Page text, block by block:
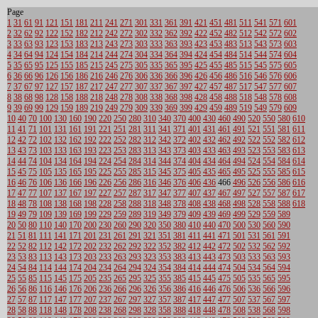
Page
1 31 61 91 121 151 181 211 241 271 301 331 361 391 421 451 481 511 541 571 601
2 32 62 92 122 152 182 212 242 272 302 332 362 392 422 452 482 512 542 572 602
3 33 63 93 123 153 183 213 243 273 303 333 363 393 423 453 483 513 543 573 603
4 34 64 94 124 154 184 214 244 274 304 334 364 394 424 454 484 514 544 574 604
5 35 65 95 125 155 185 215 245 275 305 335 365 395 425 455 485 515 545 575 605
6 36 66 96 126 156 186 216 246 276 306 336 366 396 426 456 486 516 546 576 606
7 37 67 97 127 157 187 217 247 277 307 337 367 397 427 457 487 517 547 577 607
8 38 68 98 128 158 188 218 248 278 308 338 368 398 428 458 488 518 548 578 608
9 39 69 99 129 159 189 219 249 279 309 339 369 399 429 459 489 519 549 579 609
10 40 70 100 130 160 190 220 250 280 310 340 370 400 430 460 490 520 550 580 610
11 41 71 101 131 161 191 221 251 281 311 341 371 401 431 461 491 521 551 581 611
12 42 72 102 132 162 192 222 252 282 312 342 372 402 432 462 492 522 552 582 612
13 43 73 103 133 163 193 223 253 283 313 343 373 403 433 463 493 523 553 583 613
14 44 74 104 134 164 194 224 254 284 314 344 374 404 434 464 494 524 554 584 614
15 45 75 105 135 165 195 225 255 285 315 345 375 405 435 465 495 525 555 585 615
16 46 76 106 136 166 196 226 256 286 316 346 376 406 436 466 496 526 556 586 616
17 47 77 107 137 167 197 227 257 287 317 347 377 407 437 467 497 527 557 587 617
18 48 78 108 138 168 198 228 258 288 318 348 378 408 438 468 498 528 558 588 618
19 49 79 109 139 169 199 229 259 289 319 349 379 409 439 469 499 529 559 589
20 50 80 110 140 170 200 230 260 290 320 350 380 410 440 470 500 530 560 590
21 51 81 111 141 171 201 231 261 291 321 351 381 411 441 471 501 531 561 591
22 52 82 112 142 172 202 232 262 292 322 352 382 412 442 472 502 532 562 592
23 53 83 113 143 173 203 233 263 293 323 353 383 413 443 473 503 533 563 593
24 54 84 114 144 174 204 234 264 294 324 354 384 414 444 474 504 534 564 594
25 55 85 115 145 175 205 235 265 295 325 355 385 415 445 475 505 535 565 595
26 56 86 116 146 176 206 236 266 296 326 356 386 416 446 476 506 536 566 596
27 57 87 117 147 177 207 237 267 297 327 357 387 417 447 477 507 537 567 597
28 58 88 118 148 178 208 238 268 298 328 358 388 418 448 478 508 538 568 598